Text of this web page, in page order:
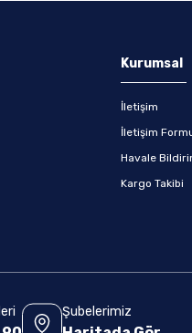
Kurumsal
İletişim
İletişim
Havale
Kargo Takibi
Şubelerimiz